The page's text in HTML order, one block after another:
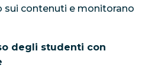
sui contenuti e monitorano
degli studenti con